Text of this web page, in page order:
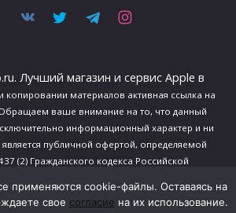
Лучший магазин и сервис Apple в
копировании материалов активная ссылка на
ваше внимание на то, что данный
информационный характер и ни
является публичной офертой, определяемой
(2) Гражданского кодекса Российской
обработки персональных данных .
требованиях к защите персональных
применяются cookie-файлы. Оставаясь на
свое согласие на их использование.